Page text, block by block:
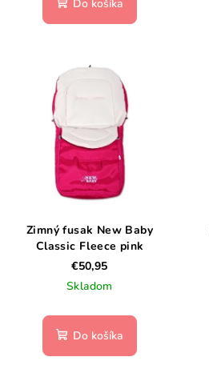
Do košíka
Zimný fusak New Baby
Classic Fleece pink
€50,95
Skladom
Do košíka